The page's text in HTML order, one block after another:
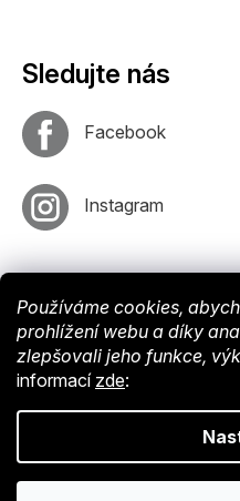
Používáme cookies,
prohlížení webu a díky
zlepšovali jeho funkce,
informací zde:
Sledujte nás
Facebook
Instagram
Shoptet. Nastavil tým